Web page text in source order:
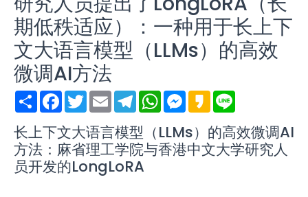
期低秩适应）：一种用于长上下
文大语言模型（LLMs）的高效
微调AI方法
S
h
r
e
F
a
e
b
o
o
k
T
w
t
t
e
r
E
m
i
l
T
e
e
g
r
a
m
W
h
t
s
A
M
e
s
e
n
K
a
a
o
e
长上下文大语言模型（LLMs）的高效微调AI
方法：麻省理工学院与香港中文大学研究人
员开发的LongLoRA